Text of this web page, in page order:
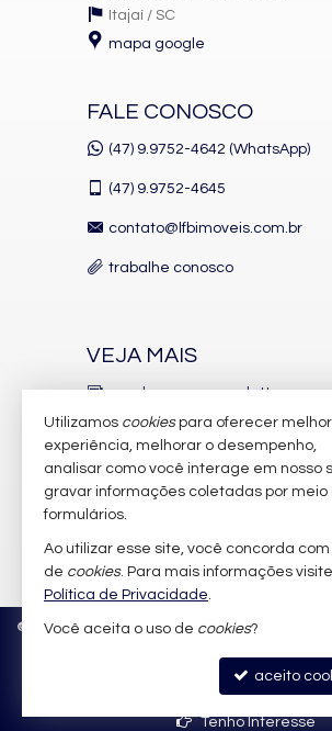
Itajaí / SC
mapa google
FALE CONOSCO
(47) 9.9752-4642 (WhatsApp)
(47) 9.9752-4645
contato@lfbimoveis.com.br
trabalhe conosco
VEJA MAIS
receba nosso newsletter
indicadores financeiros
cadastre seu imóvel
imóveis favoritos
mapa de imóveis
© 2026 CRECI/SC 6.388-J Política de Privacidade
Site para
Tenho Interesse
Utilizamos cookiespara oferecer melhor
experiência, melhorar o desempenho,
analisar como você interage em nosso
gravar informações coletadas por meio
formulários.
Ao utilizar esse site, você concorda com
de cookies. Para mais informações visite
Política de Privacidade.
Você aceita o uso de cookies?
aceito